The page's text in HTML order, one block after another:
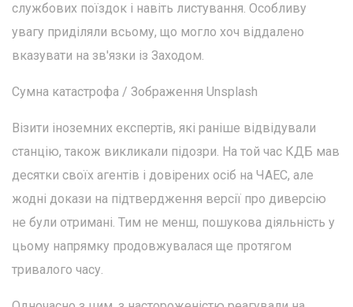
службових поїздок і навіть листування. Особливу
увагу приділяли всьому, що могло хоч віддалено
вказувати на зв'язки із Заходом.
Сумна катастрофа / Зображення Unsplash
Візити іноземних експертів, які раніше відвідували
станцію, також викликали підозри. На той час КДБ мав
десятки своїх агентів і довірених осіб на ЧАЕС, але
жодні докази на підтвердження версії про диверсію
не були отримані. Тим не менш, пошукова діяльність у
цьому напрямку продовжувалася ще протягом
тривалого часу.